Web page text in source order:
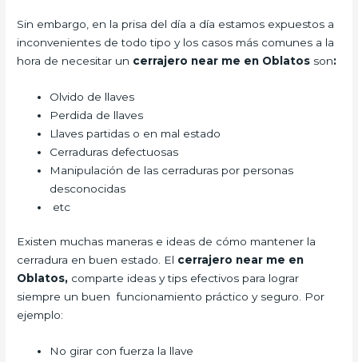
Sin embargo, en la prisa del día a día estamos expuestos a
inconvenientes de todo tipo y los casos más comunes a la
hora de necesitar un cerrajero near me en Oblatos son:
Olvido de llaves
Perdida de llaves
Llaves partidas o en mal estado
Cerraduras defectuosas
Manipulación de las cerraduras por personas
desconocidas
etc
Existen muchas maneras e ideas de cómo mantener la
cerradura en buen estado. El cerrajero near me en
Oblatos, comparte ideas y tips efectivos para lograr
siempre un buen funcionamiento práctico y seguro. Por
ejemplo:
No girar con fuerza la llave